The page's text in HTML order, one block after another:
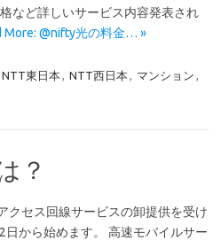
など詳しいサービス内容発表され
More: @nifty光の料金… »
NTT東日本, NTT西日本, マンション ,
？
クセス回線サービスの卸提供を受け
日から始めます。 高速モバイルサー